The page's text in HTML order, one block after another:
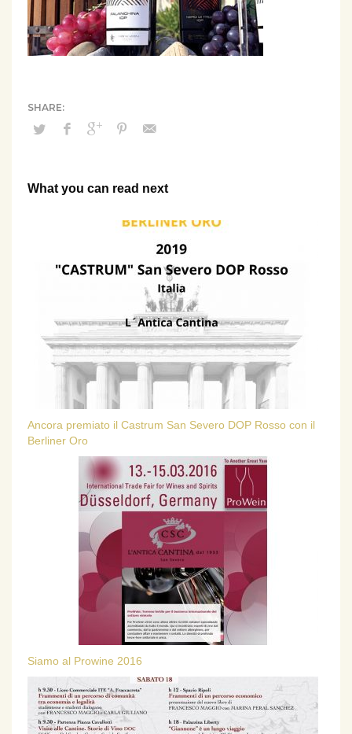
What you can read next
Ancora premiato il Castrum San Severo DOP Rosso con il
Berliner Oro
Siamo al Prowine 2016